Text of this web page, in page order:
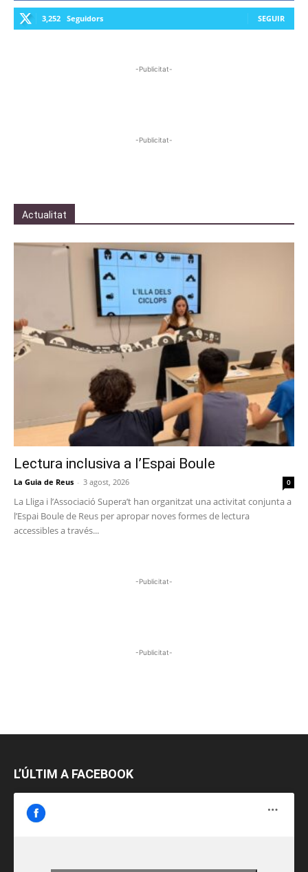
3,252 Seguidors SEGUIR
-Publicitat-
-Publicitat-
Actualitat
Lectura inclusiva a l’Espai Boule
La Guia de Reus - 3 agost, 2026 0
La Lliga i l’Associació Supera’t han organitzat una activitat conjunta a
l’Espai Boule de Reus per apropar noves formes de lectura
accessibles a través...
-Publicitat-
-Publicitat-
L’ÚLTIM A FACEBOOK